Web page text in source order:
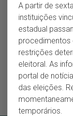
A partir de
instituições
estadual
procedimentos
restrições
eleitoral. As
portal de
das eleições.
temporários.
Edição em e-book
Edições anteriores
Ficha Técnica
Ficha Catalográfica
Referências e
Notas Técnicas